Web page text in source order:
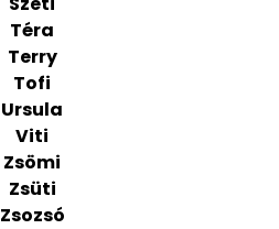
Téra
Terry
Tofi
Ursula
Viti
Zsömi
Zsüti
Zsozsó